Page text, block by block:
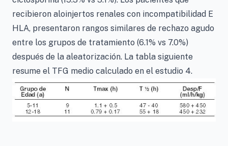
recibieron aloinjertos renales con incompatibilidad E
HLA, presentaron rangos similares de rechazo agudo
entre los grupos de tratamiento (6.1% vs 7.0%)
después de la aleatorización. La tabla siguiente
resume el TFG medio calculado en el estudio 4.